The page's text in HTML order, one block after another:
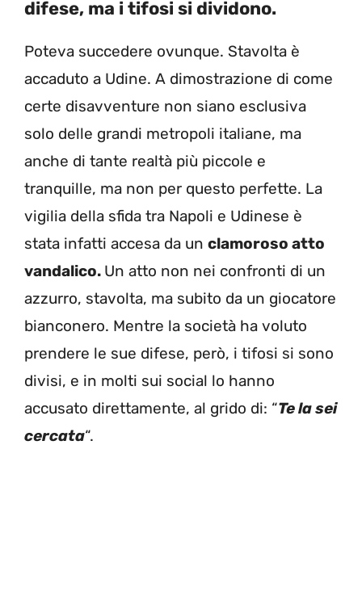
difese, ma i tifosi si dividono.
Poteva succedere ovunque. Stavolta è
accaduto a Udine. A dimostrazione di come
certe disavventure non siano esclusiva
solo delle grandi metropoli italiane, ma
anche di tante realtà più piccole e
tranquille, ma non per questo perfette. La
vigilia della sfida tra Napoli e Udinese è
stata infatti accesa da un clamoroso atto
vandalico. Un atto non nei confronti di un
azzurro, stavolta, ma subito da un giocatore
bianconero. Mentre la società ha voluto
prendere le sue difese, però, i tifosi si sono
divisi, e in molti sui social lo hanno
accusato direttamente, al grido di: “Te la sei
cercata“.